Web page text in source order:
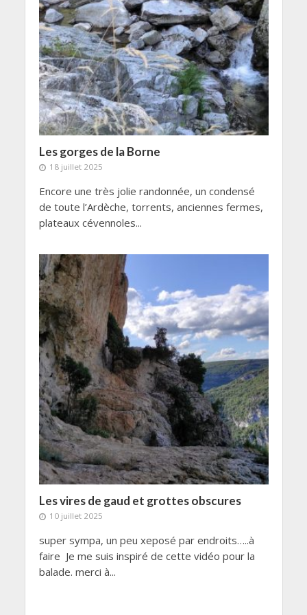
Les gorges de la Borne
18 juillet 2025
Encore une très jolie randonnée, un condensé
de toute l’Ardèche, torrents, anciennes fermes,
plateaux cévennoles...
Les vires de gaud et grottes obscures
10 juillet 2025
super sympa, un peu xeposé par endroits…..à
faire Je me suis inspiré de cette vidéo pour la
balade. merci à...